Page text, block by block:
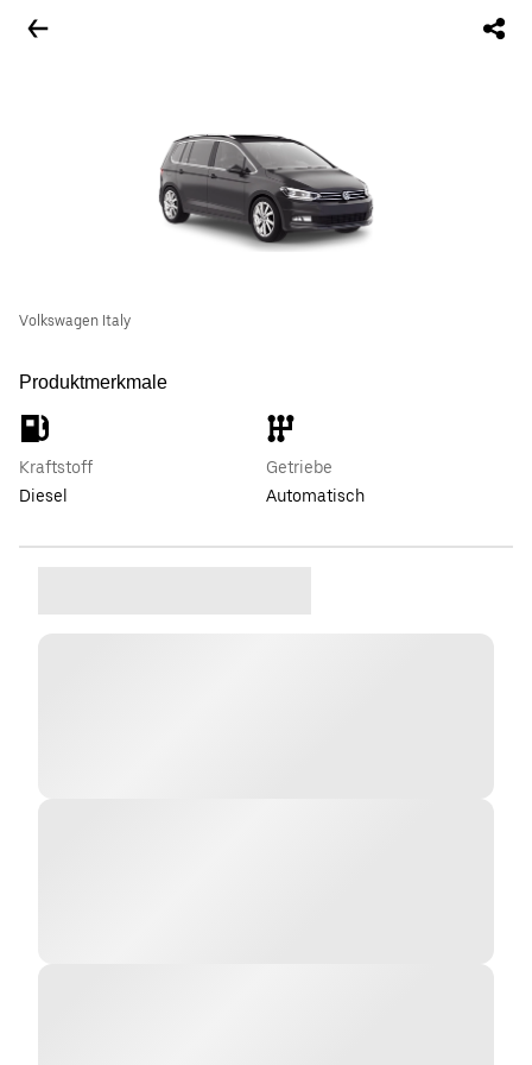
Volkswagen Italy
Produktmerkmale
Kraftstoff
Diesel
Getriebe
Automatisch